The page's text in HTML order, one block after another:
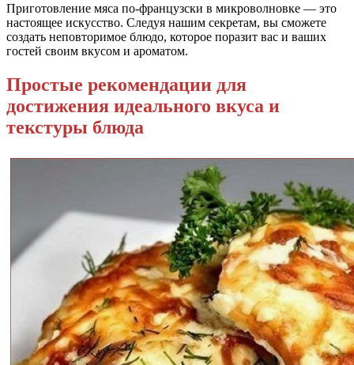
Приготовление мяса по-французски в микроволновке — это
настоящее искусство. Следуя нашим секретам, вы сможете
создать неповторимое блюдо, которое поразит вас и ваших
гостей своим вкусом и ароматом.
Простые рекомендации для
достижения идеального вкуса и
текстуры блюда